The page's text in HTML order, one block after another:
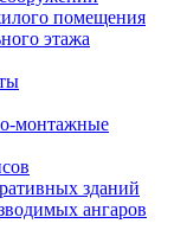
помещения
этажа
монтажные
зданий
ангаров